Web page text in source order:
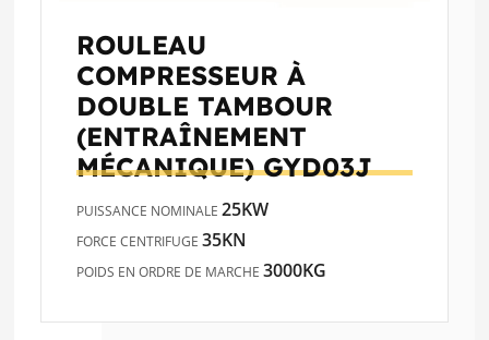
ROULEAU
COMPRESSEUR À
DOUBLE TAMBOUR
(ENTRAÎNEMENT
MÉCANIQUE)GYD03J
PUISSANCE NOMINALE25KW
FORCE CENTRIFUGE35KN
POIDS EN ORDRE DE MARCHE3000KG